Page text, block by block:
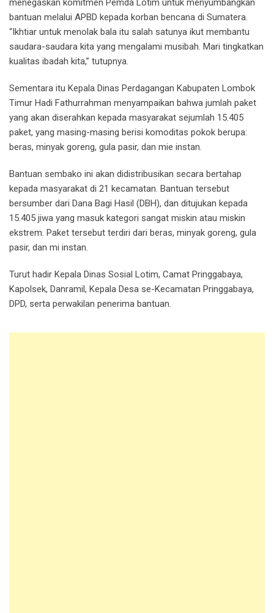
menegaskan komitmen Pemda Lotim untuk menyumbangkan
bantuan melalui APBD kepada korban bencana di Sumatera.
“Ikhtiar untuk menolak bala itu salah satunya ikut membantu
saudara-saudara kita yang mengalami musibah. Mari tingkatkan
kualitas ibadah kita,” tutupnya.
Sementara itu Kepala Dinas Perdagangan Kabupaten Lombok
Timur Hadi Fathurrahman menyampaikan bahwa jumlah paket
yang akan diserahkan kepada masyarakat sejumlah 15.405
paket, yang masing-masing berisi komoditas pokok berupa:
beras, minyak goreng, gula pasir, dan mie instan.
Bantuan sembako ini akan didistribusikan secara bertahap
kepada masyarakat di 21 kecamatan. Bantuan tersebut
bersumber dari Dana Bagi Hasil (DBH), dan ditujukan kepada
15.405 jiwa yang masuk kategori sangat miskin atau miskin
ekstrem. Paket tersebut terdiri dari beras, minyak goreng, gula
pasir, dan mi instan.
Turut hadir Kepala Dinas Sosial Lotim, Camat Pringgabaya,
Kapolsek, Danramil, Kepala Desa se-Kecamatan Pringgabaya,
DPD, serta perwakilan penerima bantuan.